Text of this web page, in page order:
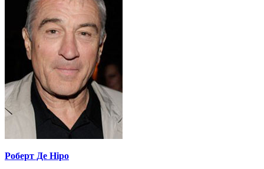
Роберт Де Ніро